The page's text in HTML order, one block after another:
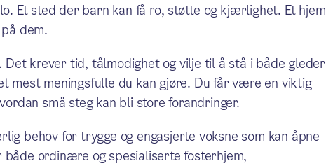
Et sted der barn kan få ro, støtte og kjærlighet. Et hjem
dem.
krever tid, tålmodighet og vilje til å stå i både gleder
mest meningsfulle du kan gjøre. Du får være en viktig
små steg kan bli store forandringer.
behov for trygge og engasjerte voksne som kan åpne
ordinære og spesialiserte fosterhjem,